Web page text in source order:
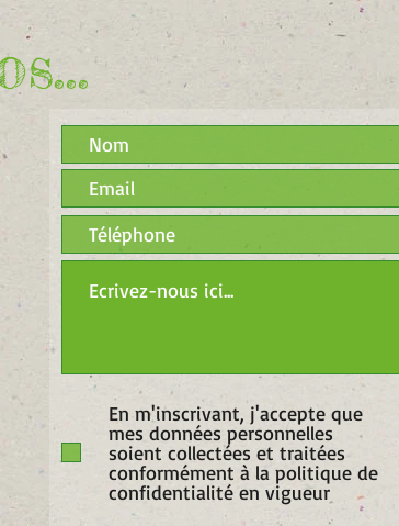
En m'inscrivant, j'accepte que
mes données personnelles
soient collectées et traitées
conformément à la politique de
confidentialité en vigueur